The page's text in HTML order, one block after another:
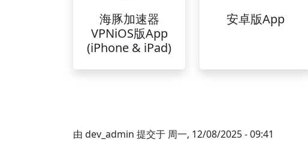
海豚加速器
VPNiOS版App
(iPhone & iPad)
安卓版App
由 dev_admin 提交于 周一, 12/08/2025 - 09:41